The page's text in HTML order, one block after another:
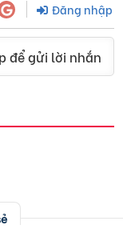
Đăng nhập
để gửi lời nhắn